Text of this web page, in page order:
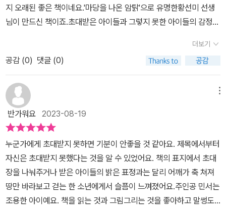
지 오래된 좋은 책이네요.'마당을 나온 암탉'으로 유명한황선미 선생
님이 만드신 책이죠.​초대받은 아이들과 그렇지 못한 아이들의 감정을
주인공은 '차민서'입니다.민서가 좋아하는 친구 '성모'의 생일이 바로
9월 20일이라서달력에 표시도 해 두었어요.​그런데, 성모는 민서를
초대하지 않는 거죠. 아이고...민서는 그림을 잘 그리는 아이라서그동
안 성모를 여러 장면 그렸어요.멋진 그림들을 완성할 정도로 성모를
좋아해요.공책 한 권을 정해서 성모만 그릴 정도로...​그런데, 아주 큰
피자집에서 생일파티를 한다는 성모가자기를 초대하지 않아서 민서
는 화가 났어요.​초등학생들이 누구는 초대받고, 누구는 초대받지 못
하는 생일파티에 대한 감정을 작가님께서 아주 섬세하게 표현해 주셨
어요.민서의 가족이 민서의 슬픈 마음을 달래주기 위해노력해 나가는
모습도 감동이었고요.여러 각도에서 감정의 변화를 갖는 어린이들의
마음을 잘 표현해 주셔서한 편의 영화를 보는 듯 재미있었어요.특히,
민서 엄마가 재미있는 말투로 말씀하셔서 중간에 많이 웃었네요.​한
더보기
공감 (0) 댓글 (0)
반가워요 2023-08-19
누군가에게 초대받지 못하면 기분이 안좋을 것 같아요. 제목에서부터
자신은 초대받지 못했다는 것을 알 수 있었어요. 책의 표지에서 초대
장을 나눠주거나 받은 아이들의 밝은 표정과는 달리 어깨가 축 쳐져
땅만 바라보고 걷는 한 소년에게서 슬픔이 느껴졌어요.주인공 민서는
조용한 아이예요. 책을 읽는 것과 그림그리는 것을 좋아하고 말썽도